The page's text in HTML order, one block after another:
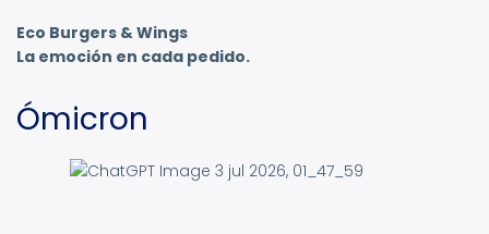
Eco Burgers & Wings
La emoción en cada pedido.
Ómicron